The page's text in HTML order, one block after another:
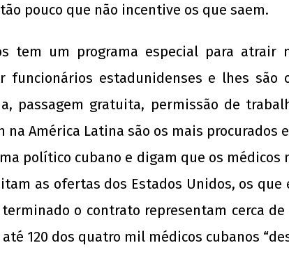
pouco que não incentive os que saem.
tem um programa especial para atrair
funcionários estadunidenses e lhes são
passagem gratuita, permissão de
América Latina são os mais procurados
político cubano e digam que os
as ofertas dos Estados Unidos, os
o contrato representam cerca
120 dos quatro mil médicos cubanos